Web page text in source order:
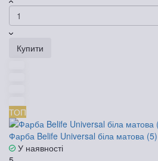
Купити
ТОП
Фарба Belife Universal біла матова (5)
У наявності